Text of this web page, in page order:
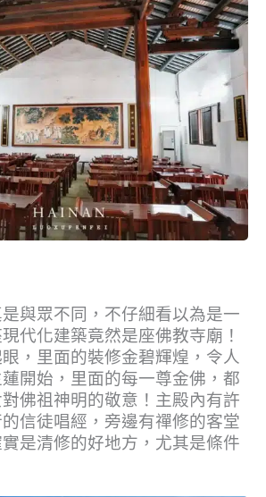
與眾不同，不仔細看以為是一
代化建築竟然是座佛教寺廟！
，里面的裝修金碧輝煌，令人
開始，里面的每一尊金佛，都
佛祖神明的敬意！主殿內有許
信徒唱經，旁邊有禪修的客堂
是清修的好地方，尤其是條件